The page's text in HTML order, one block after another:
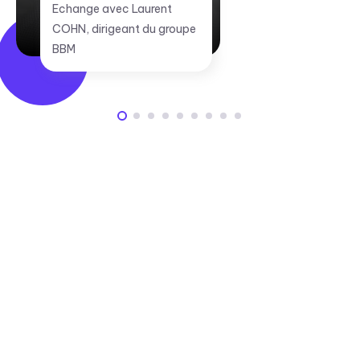
Echange avec Laurent
COHN, dirigeant du groupe
BBM